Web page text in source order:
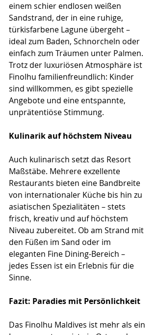
einem schier endlosen weißen
Sandstrand, der in eine ruhige,
türkisfarbene Lagune übergeht –
ideal zum Baden, Schnorcheln oder
einfach zum Träumen unter Palmen.
Trotz der luxuriösen Atmosphäre ist
Finolhu familienfreundlich: Kinder
sind willkommen, es gibt spezielle
Angebote und eine entspannte,
unprätentiöse Stimmung.
Kulinarik auf höchstem Niveau
Auch kulinarisch setzt das Resort
Maßstäbe. Mehrere exzellente
Restaurants bieten eine Bandbreite
von internationaler Küche bis hin zu
asiatischen Spezialitäten – stets
frisch, kreativ und auf höchstem
Niveau zubereitet. Ob am Strand mit
den Füßen im Sand oder im
eleganten Fine Dining-Bereich –
jedes Essen ist ein Erlebnis für die
Sinne.
Fazit: Paradies mit Persönlichkeit
Das Finolhu Maldives ist mehr als ein